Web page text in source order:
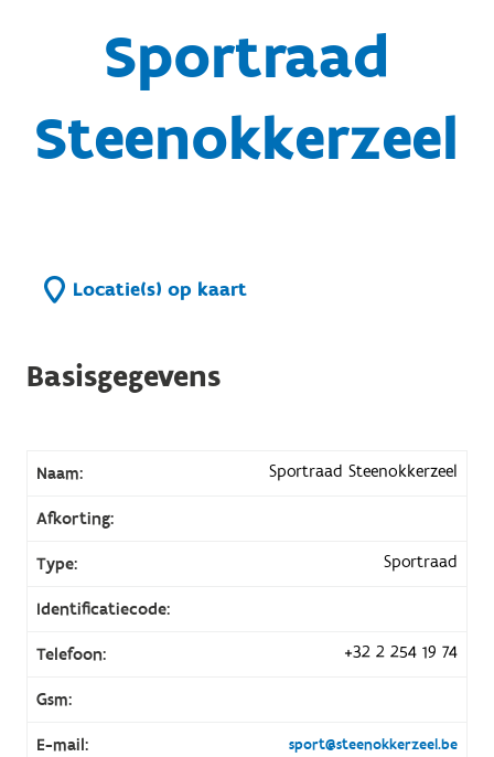
Sportraad
Steenokkerzeel
Locatie(s) op kaart
Basisgegevens
Naam: Sportraad Steenokkerzeel
Afkorting:
Type: Sportraad
Identificatiecode:
Telefoon: +32 2 254 19 74
Gsm:
E-mail: sport@steenokkerzeel.be